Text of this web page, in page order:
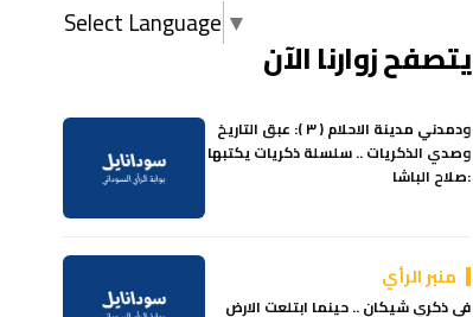
Select Language ▼
يتصفح زوارنا الآن
ودمدني مدينة الاحلام ( ٣ ): عبق التاريخ
وصدي الذكريات .. سلسلة ذكريات يكتبها
:صلاح الباشا
منبر الرأي
في ذكري شيكان .. حينما ابتلعت الارض